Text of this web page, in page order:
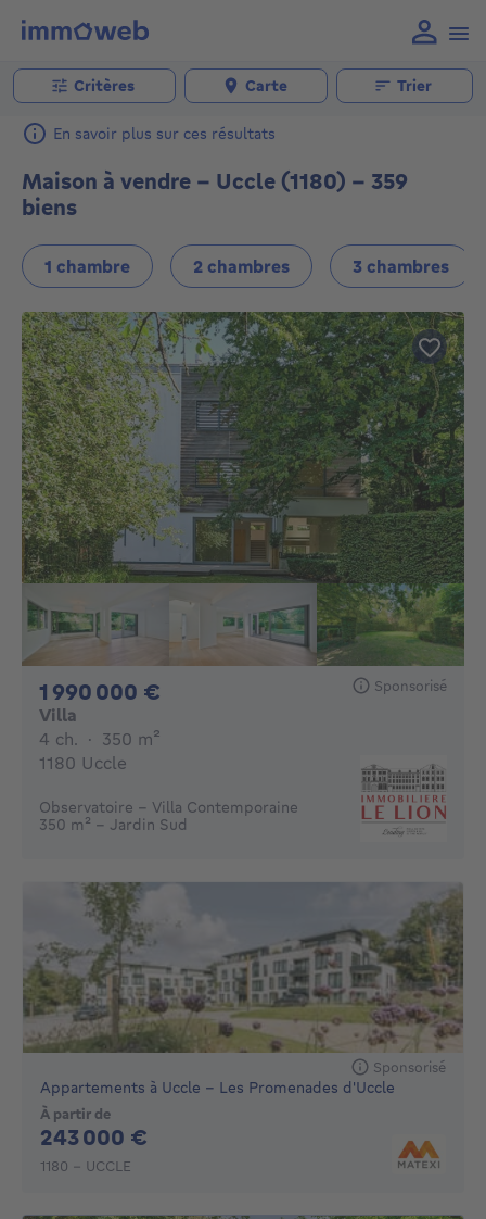
Critères Carte Trier
En savoir plus sur ces résultats
Maison à vendre - Uccle (1180) - 359
biens
1 chambre 2 chambres 3 chambres
1 990 000 € Sponsorisé
Villa
4 ch. 4 chambres
· 350 m²
1180 Uccle
Observatoire - Villa Contemporaine
350 m² - Jardin Sud
Sponsorisé
Appartements à Uccle - Les Promenades d'Uccle
À partir de
243 000 €
1180 - UCCLE